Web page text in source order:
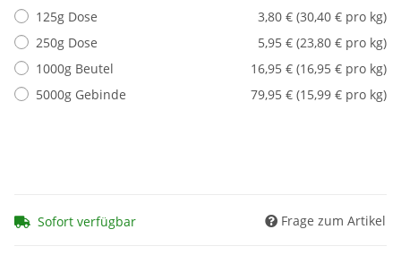
125g Dose
3,80 € (30,40 € pro kg)
250g Dose
5,95 € (23,80 € pro kg)
1000g Beutel
16,95 € (16,95 € pro kg)
5000g Gebinde
79,95 € (15,99 € pro kg)
Sofort verfügbar Frage zum Artikel